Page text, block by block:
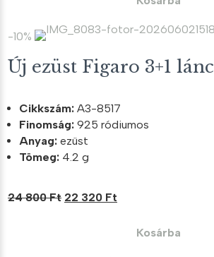
000 Ft. 700 Ft.
-10%
Új ezüst Figaro 3+1 lánc
Cikkszám: A3-8517
Finomság: 925 ródiumos
Anyag: ezüst
Tömeg: 4.2 g
24 800Ft Original
22 320 Ft
Kosárba